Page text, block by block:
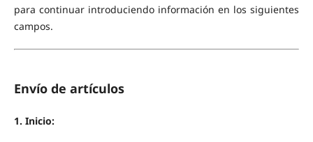
para continuar introduciendo información en los siguientes
campos.
Envío de artículos
1. Inicio: